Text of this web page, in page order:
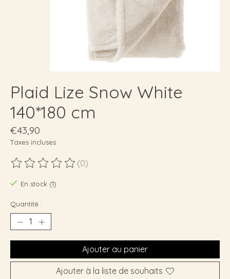
Plaid Lize Snow White
140*180 cm
€43,90
Taxes incluses
Ce produit est évalué à
(0)
En stock (1)
Quantité :
Ajouter au panier
Ajouter à la liste de souhaits